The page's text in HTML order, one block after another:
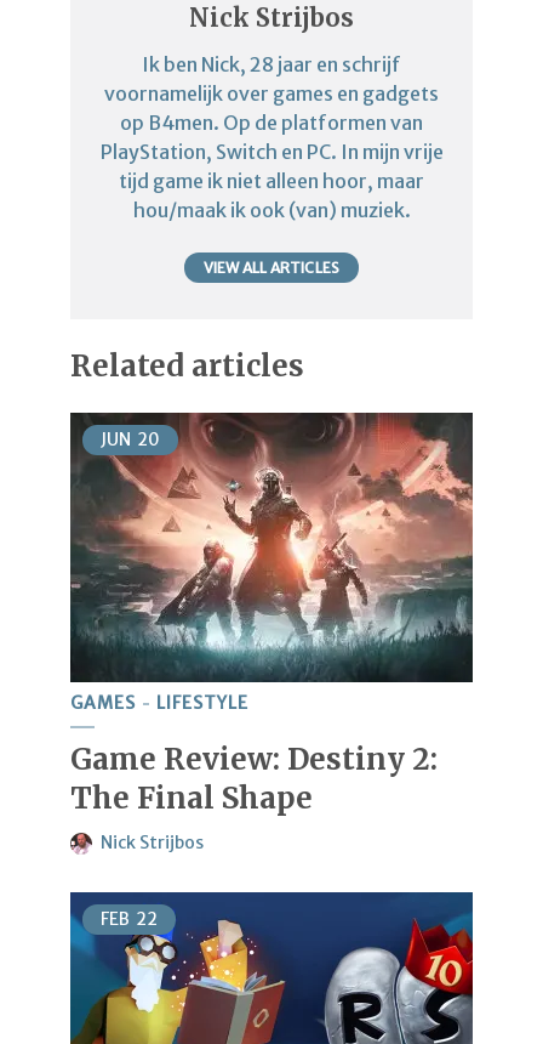
Nick Strijbos
Ik ben Nick, 28 jaar en schrijf
voornamelijk over games en gadgets
op B4men. Op de platformen van
PlayStation, Switch en PC. In mijn vrije
tijd game ik niet alleen hoor, maar
hou/maak ik ook (van) muziek.
VIEW ALL ARTICLES
Related articles
JUN 20
GAMES LIFESTYLE
Game Review: Destiny 2:
The Final Shape
Nick Strijbos
FEB 22